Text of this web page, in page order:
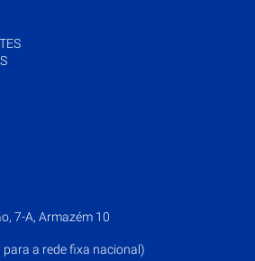
7-A, Armazém 10
a rede fixa nacional)